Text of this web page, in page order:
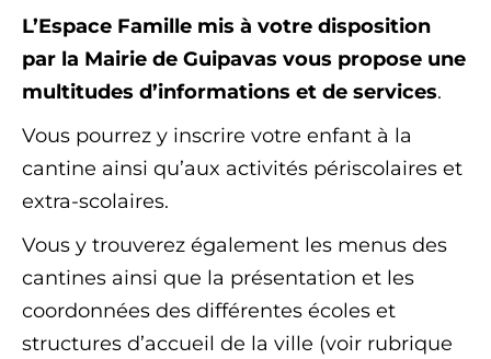
L’Espace Famille mis à votre disposition
par la Mairie de Guipavas vous propose une
multitudes d’informations et de services.
Vous pourrez y inscrire votre enfant à la
cantine ainsi qu’aux activités périscolaires et
extra-scolaires.
Vous y trouverez également les menus des
cantines ainsi que la présentation et les
coordonnées des différentes écoles et
structures d’accueil de la ville (voir rubrique